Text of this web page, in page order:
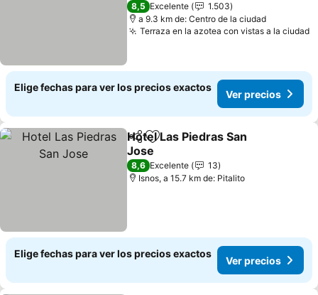
8,5 Excelente
1.503
a 9.3 km de: Centro de la ciudad
Terraza en la azotea con vistas a la ciudad
Elige fechas para ver los precios exactos
Ver precios
CompartirAgregar a favoritos
Hotel Las Piedras San
Jose
8,6 Excelente
13
Isnos, a 15.7 km de: Pitalito
Elige fechas para ver los precios exactos
Ver precios